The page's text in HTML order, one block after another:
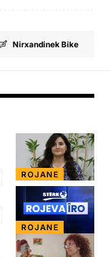
Nirxandinek Bike
ROJANE
ROJANE